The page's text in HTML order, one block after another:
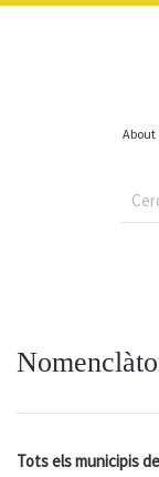
About
Tots els municipis